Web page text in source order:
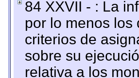
84 XXVII - : La
por lo menos los
criterios de
sobre su
relativa a los